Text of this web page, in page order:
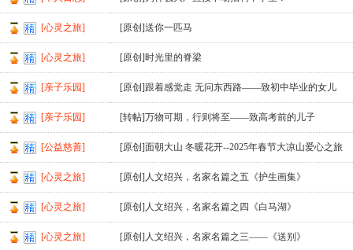
[心灵之旅] [原创]送你一匹马
[心灵之旅] [原创]时光里的脊梁
[亲子乐园] [原创]跟着感觉走 无问东西路——致初中毕业的女儿
[亲子乐园] [转帖]万物可期，行则将至——致高考前的儿子
[公益慈善] [原创]面朝大山 冬暖花开--2025年春节大凉山爱心之旅
[心灵之旅] [原创]人文绍兴，名家名篇之五《护生画集》
[心灵之旅] [原创]人文绍兴，名家名篇之四《白马湖》
[心灵之旅] [原创]人文绍兴，名家名篇之三——《送别》